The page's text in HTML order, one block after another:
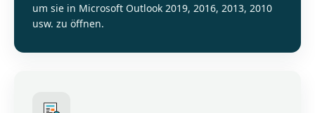
um sie in Microsoft Outlook 2019, 2016, 2013, 2010
usw. zu öffnen.